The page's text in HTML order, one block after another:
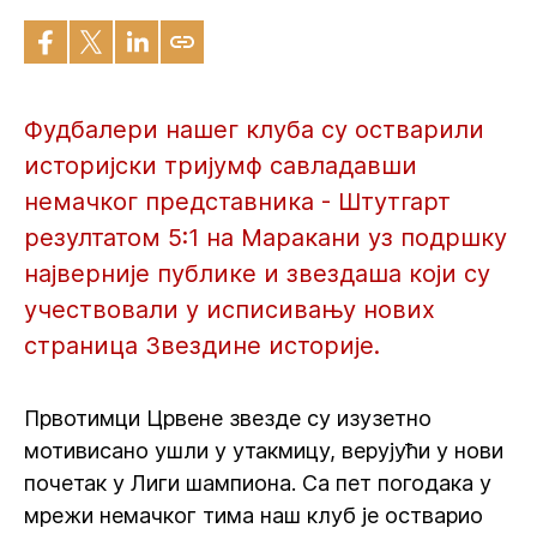
Фудбалери нашег клуба су остварили
историјски тријумф савладавши
немачког представника - Штутгарт
резултатом 5:1 на Маракани уз подршку
најверније публике и звездаша који су
учествовали у исписивању нових
страница Звездине историје.
Првотимци Црвене звезде су изузетно
мотивисано ушли у утакмицу, верујући у нови
почетак у Лиги шампиона. Са пет погодака у
мрежи немачког тима наш клуб је остварио